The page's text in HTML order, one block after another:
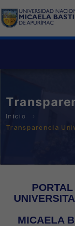
Transparencia
MICAELA